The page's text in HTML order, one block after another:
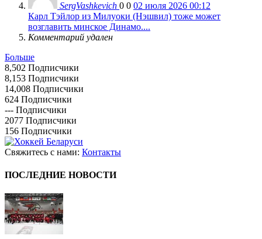
SergVashkevich 0 0 02 июля 2026 00:12
Карл Тэйлор из Милуоки (Нэшвил) тоже может
возглавить минское Динамо....
Комментарий удален
Больше
8,502 Подписчики
8,153 Подписчики
14,008 Подписчики
624 Подписчики
--- Подписчики
2077 Подписчики
156 Подписчики
Свяжитесь с нами: Контакты
ПОСЛЕДНИЕ НОВОСТИ